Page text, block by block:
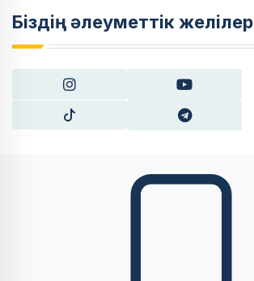
Біздің әлеуметтік желілер